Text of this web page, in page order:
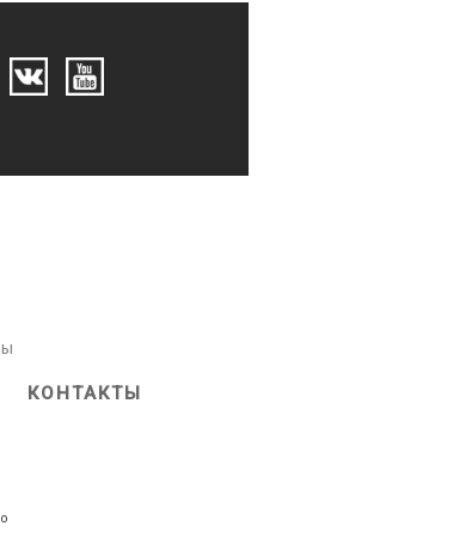
КОНТАКТЫ